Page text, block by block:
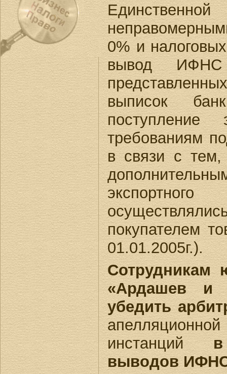
0% и
вывод ИФНС
выписок
поступление
требованиям
в связи с тем,
экспортного
покупателем
01.01.2005г.).
Сотрудникам
«Ардашев и
убедить
инстанций
выводов